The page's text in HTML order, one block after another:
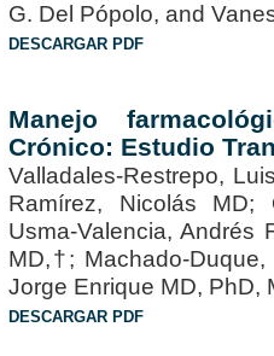
G. Del Pópolo, and
DESCARGAR PDF
Manejo
Crónico: Estudio
Valladales-Restrepo,
Ramírez, Nicolás
Usma-Valencia, Andrés
MD,†; Machado-
Jorge Enrique MD,
DESCARGAR PDF